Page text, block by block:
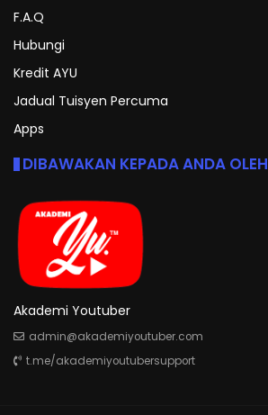
F.A.Q
Hubungi
Kredit AYU
Jadual Tuisyen Percuma
Apps
DIBAWAKAN KEPADA ANDA OLEH
Akademi Youtuber
admin@akademiyoutuber.com
t.me/akademiyoutubersupport